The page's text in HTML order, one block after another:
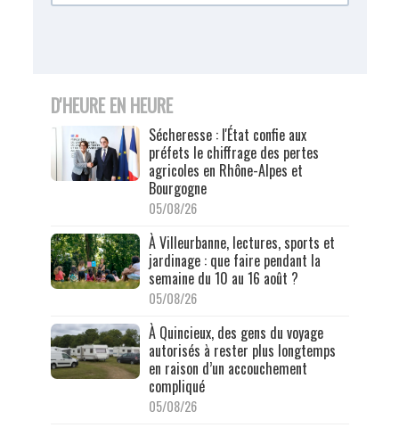
D'HEURE EN HEURE
Sécheresse : l'État confie aux
préfets le chiffrage des pertes
agricoles en Rhône-Alpes et
Bourgogne
05/08/26
À Villeurbanne, lectures, sports et
jardinage : que faire pendant la
semaine du 10 au 16 août ?
05/08/26
À Quincieux, des gens du voyage
autorisés à rester plus longtemps
en raison d’un accouchement
compliqué
05/08/26